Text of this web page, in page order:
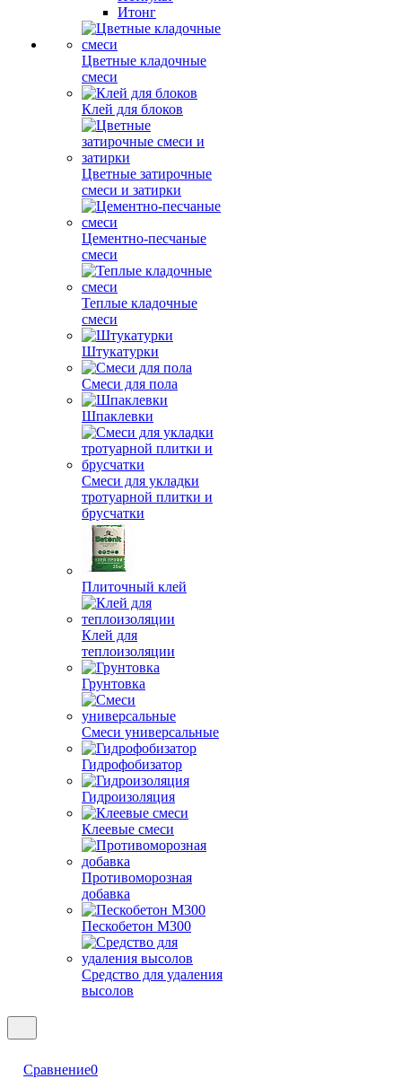
Итонг
Цветные кладочные
смеси
Клей для блоков
Цветные затирочные
смеси и затирки
Цементно-песчаные
смеси
Теплые кладочные
смеси
Штукатурки
Смеси для пола
Шпаклевки
Смеси для укладки
тротуарной плитки и
брусчатки
Плиточный клей
Клей для
теплоизоляции
Грунтовка
Смеси универсальные
Гидрофобизатор
Гидроизоляция
Клеевые смеси
Противоморозная
добавка
Пескобетон М300
Средство для удаления
высолов
Сравнение0